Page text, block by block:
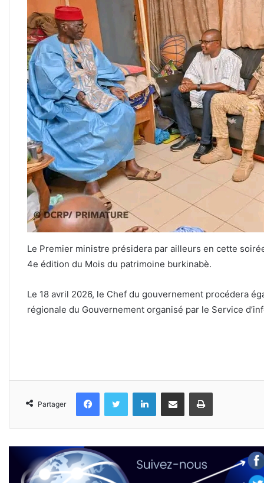
Le Premier ministre présidera par ailleurs en cette
4e édition du Mois du patrimoine burkinabè.
Le 18 avril 2026, le Chef du gouvernement procédera
régionale du Gouvernement organisé par le Service
Partager
FacebookTwitter LinkedinPartager par email Imprimer